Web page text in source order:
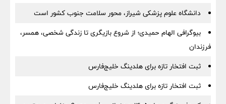
دانشگاه علوم پزشکی شیراز، محور سلامت جنوب کشور است
بیوگرافی الهام حمیدی؛ از شروع بازیگری تا زندگی شخصی، همسر،
فرزندان
ثبت افتخار تازه برای هلدینگ خلیج‌فارس
ثبت افتخار تازه برای هلدینگ خلیج‌فارس